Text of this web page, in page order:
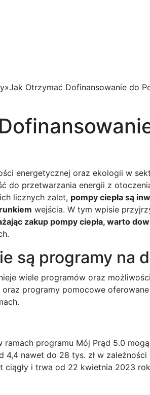
»Jak Otrzymać Dofinansowanie do
energetycznej oraz ekologii w
do przetwarzania energii z
licznych zalet, pompy ciepła są
wejścia. W tym wpisie
zakup pompy ciepła, warto
są programy na
wiele programów oraz
programy pomocowe
ramach programu Mój Prąd 5.0
nawet do 28 tys. zł w
ciągły i trwa od 22 kwietnia 2023